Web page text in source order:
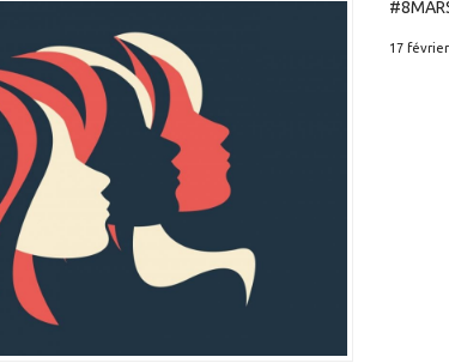
17 février